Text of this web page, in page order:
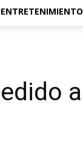
ENTRETENIMIENTO
al